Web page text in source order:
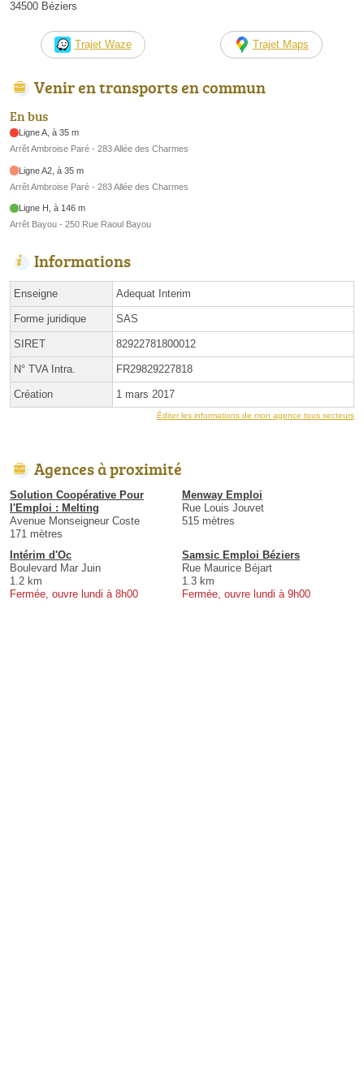
34500 Béziers
Trajet Waze Trajet Maps
Venir en transports en commun
En bus
Ligne A, à 35 m
Arrêt Ambroise Paré - 283 Allée des Charmes
Ligne A2, à 35 m
Arrêt Ambroise Paré - 283 Allée des Charmes
Ligne H, à 146 m
Arrêt Bayou - 250 Rue Raoul Bayou
Informations
Enseigne Adequat Interim
Forme juridique SAS
SIRET 82922781800012
N° TVA Intra. FR29829227818
Création 1 mars 2017
Éditer les informations de mon agence tous secteurs
Agences à proximité
Solution Coopérative Pour
l'Emploi : Melting
Avenue Monseigneur Coste
171 mètres
Menway Emploi
Rue Louis Jouvet
515 mètres
Intérim d'Oc
Boulevard Mar Juin
1.2 km
Fermée, ouvre lundi à 8h00
Samsic Emploi Béziers
Rue Maurice Béjart
1.3 km
Fermée, ouvre lundi à 9h00